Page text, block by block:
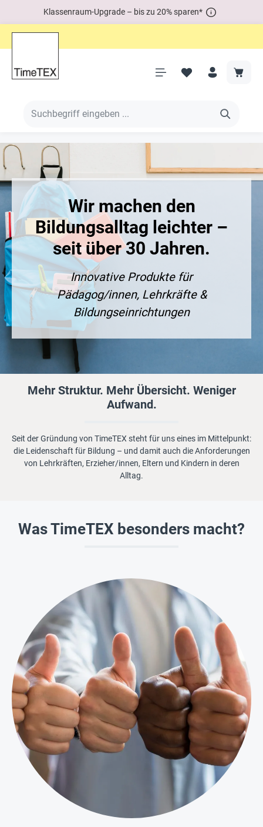
Klassenraum-Upgrade – bis zu 20% sparen*
Wir machen den
Bildungsalltag leichter –
seit über 30 Jahren.
Innovative Produkte für
Pädagog/innen, Lehrkräfte &
Bildungseinrichtungen
Mehr Struktur. Mehr Übersicht. Weniger
Aufwand.
Seit der Gründung von TimeTEX steht für uns eines im Mittelpunkt:
die Leidenschaft für Bildung – und damit auch die Anforderungen
von Lehrkräften, Erzieher/innen, Eltern und Kindern in deren
Alltag.
Was TimeTEX besonders macht?